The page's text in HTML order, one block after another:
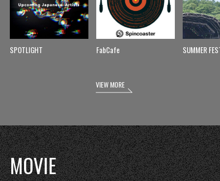
SPOTLIGHT FabCafe SUMMER
VIEW MORE
MOVIE